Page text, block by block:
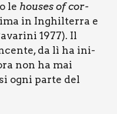
le hou­ses of cor­
in Inghil­ter­ra e
1977). Il
da lì ha ini­
non ha mai
ogni par­te del